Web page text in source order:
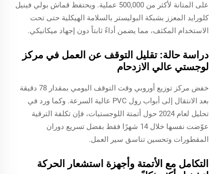
على المتانة لأكثر من 500,000 عملية. ويحتفظ قماش بولي فينيل
كلورايد المعزز بشبكة البوليستر بالسلامة الهيكلية حتى تحت
الاستخدام المكثف، مما يضمن أداءً ثابتاً دون إجهاد ميكانيكي.
دراسة حالة: تقليل التوقف عن العمل في مركز
لوجستي عالي الازدحام
خفض مركز توزيع أوروبي وقت التوقف اليومي بمقدار 78 دقيقة
بعد الانتقال إلى أبواب رول PVC عالية السرعة. وكما ورد في
تحليل لعام 2024 حول أتمتة اللوجستيات، فإن تكلفة الترقية
عوّضت نفسها خلال 14 شهرًا فقط بفضل تسريع دوران
المقطورات وتحسين تناسق سير العمل.
التكامل مع الأتمتة وأجهزة استشعار الحركة